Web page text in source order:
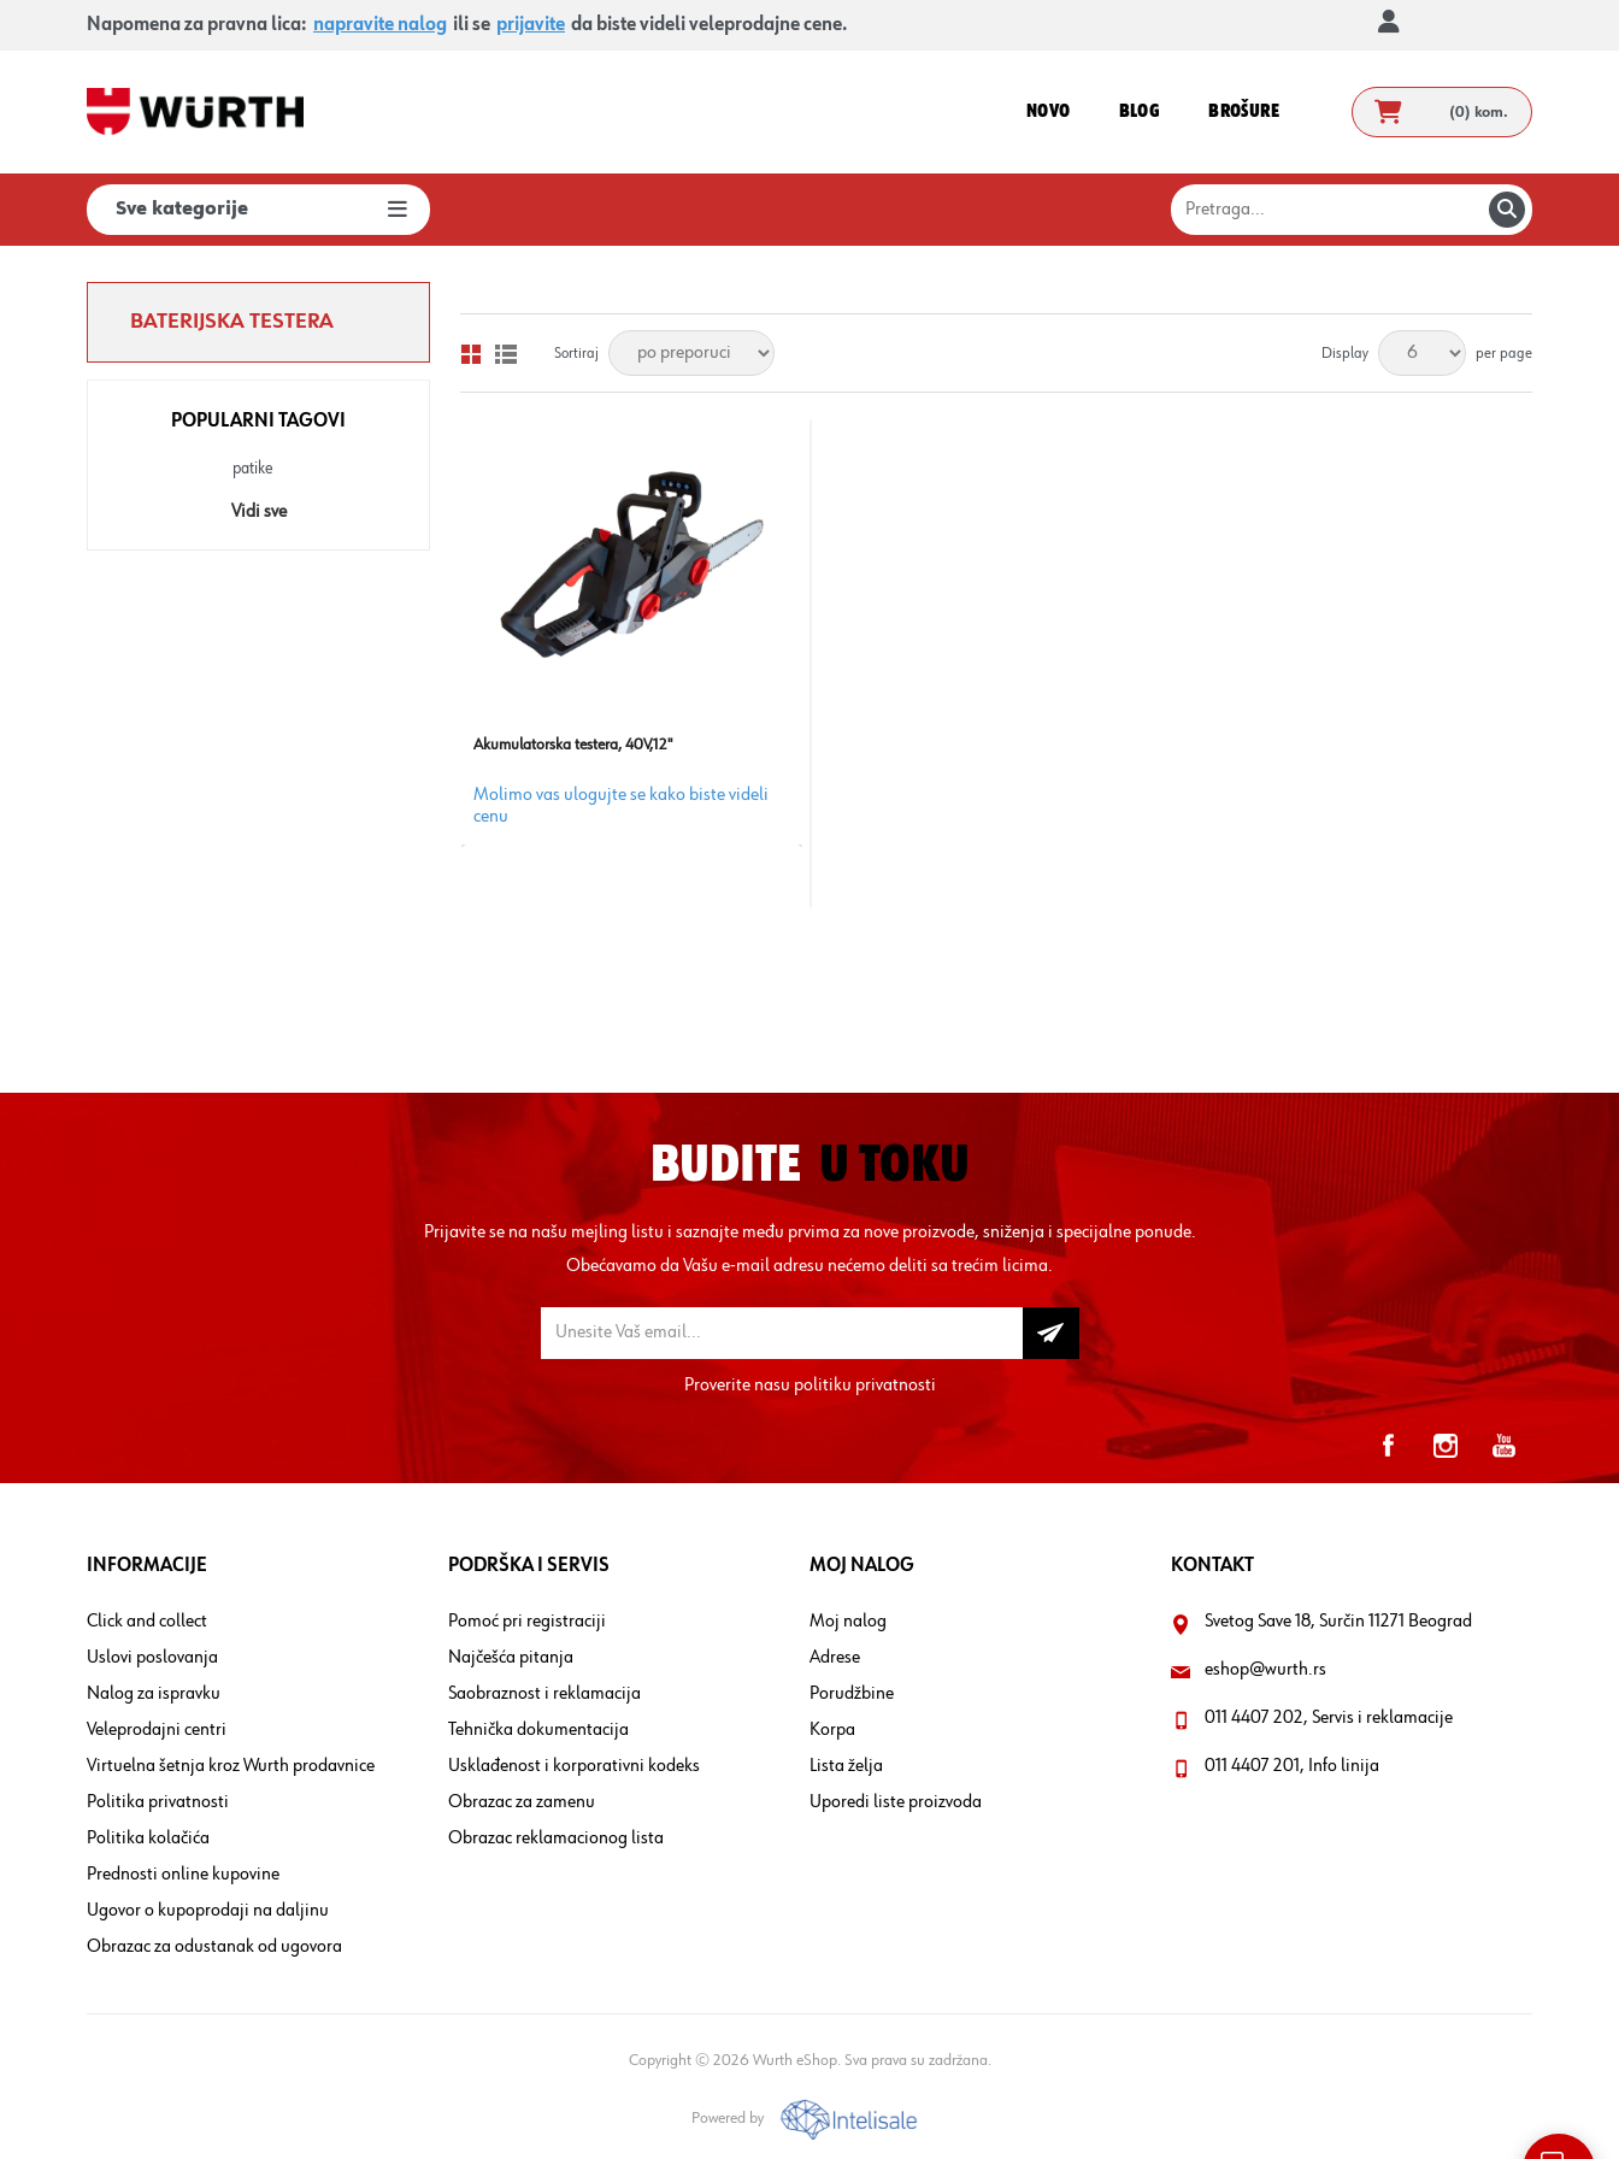
Napomena za pravna lica: napravite nalog ili se prijavite da biste videli veleprodajne cene.
NOVO BLOG BROŠURE (0) kom.
Sve kategorije
Display per page
Sortiraj
Akumulatorska testera, 40V,12''
Molimo vas ulogujte se kako biste videli
cenu
BATERIJSKA TESTERA
POPULARNI TAGOVI
patike
Vidi sve
BUDITE U TOKU
Prijavite se na našu mejling listu i saznajte među prvima za nove proizvode, sniženja i specijalne ponude.
Obećavamo da Vašu e-mail adresu nećemo deliti sa trećim licima.
Proverite nasupolitiku privatnosti
INFORMACIJE
Click and collect
Uslovi poslovanja
Nalog za ispravku
Veleprodajni centri
Virtuelna šetnja kroz Wurth prodavnice
Politika privatnosti
Politika kolačića
Prednosti online kupovine
Ugovor o kupoprodaji na daljinu
Obrazac za odustanak od ugovora
PODRŠKA I SERVIS
Pomoć pri registraciji
Najčešća pitanja
Saobraznost i reklamacija
Tehnička dokumentacija
Usklađenost i korporativni kodeks
Obrazac za zamenu
Obrazac reklamacionog lista
MOJ NALOG
Moj nalog
Adrese
Porudžbine
Korpa
Lista želja
Uporedi liste proizvoda
KONTAKT
Svetog Save 18, Surčin 11271 Beograd
eshop@wurth.rs
011 4407 202, Servis i reklamacije
011 4407 201, Info linija
Copyright © 2026 Wurth eShop. Sva prava su zadržana.
Powered by